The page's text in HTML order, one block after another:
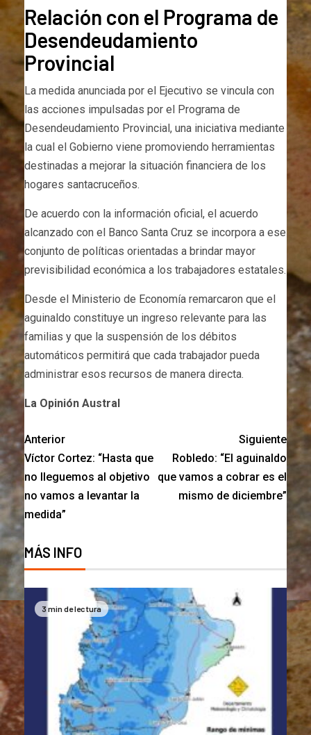
Relación con el Programa de
Desendeudamiento
Provincial
La medida anunciada por el Ejecutivo se vincula con
las acciones impulsadas por el Programa de
Desendeudamiento Provincial, una iniciativa mediante
la cual el Gobierno viene promoviendo herramientas
destinadas a mejorar la situación financiera de los
hogares santacruceños.
De acuerdo con la información oficial, el acuerdo
alcanzado con el Banco Santa Cruz se incorpora a ese
conjunto de políticas orientadas a brindar mayor
previsibilidad económica a los trabajadores estatales.
Desde el Ministerio de Economía remarcaron que el
aguinaldo constituye un ingreso relevante para las
familias y que la suspensión de los débitos
automáticos permitirá que cada trabajador pueda
administrar esos recursos de manera directa.
La Opinión Austral
Anterior
Víctor Cortez: “Hasta que
no lleguemos al objetivo
no vamos a levantar la
medida”
Siguiente
Robledo: “El aguinaldo
que vamos a cobrar es el
mismo de diciembre”
MÁS INFO
3 min de lectura